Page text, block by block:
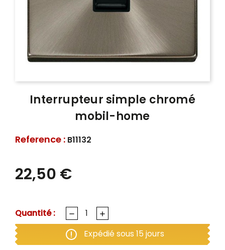
Interrupteur simple chromé
mobil-home
Reference : B11132
22,50 €
Quantité :
Expédié sous 15 jours